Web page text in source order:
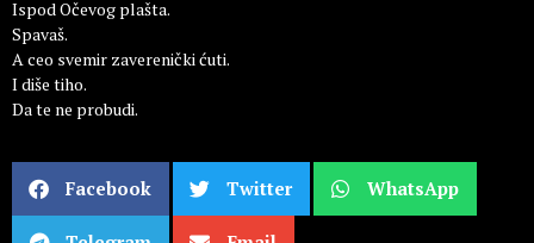
Ispod Očevog plašta.
Spavaš.
A ceo svemir zaverenički ćuti.
I diše tiho.
Da te ne probudi.
Facebook Twitter WhatsApp